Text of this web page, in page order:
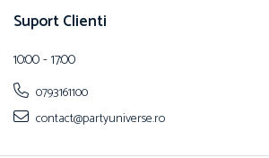
Suport Clienti
10:00 - 17:00
0793161100
contact@partyuniverse.ro